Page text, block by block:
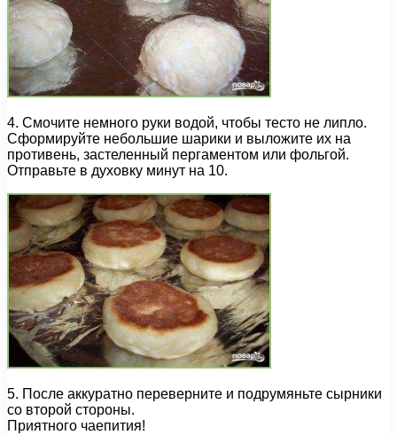
4. Смочите немного руки водой, чтобы тесто не липло.
Сформируйте небольшие шарики и выложите их на
противень, застеленный пергаментом или фольгой.
Отправьте в духовку минут на 10.
5. После аккуратно переверните и подрумяньте сырники
со второй стороны.
Приятного чаепития!